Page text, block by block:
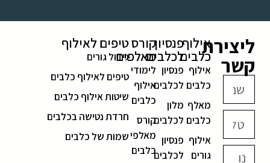
ליצירת
קשר
אילוף
כלבים
אילוף
כלבים
מאלף
כלבים
אילוף
גורים
פנסיון
לכלבים
פנסיון
לכלבים
מלון
לכלבים
פנסיון
לכלבים
קורס
מאלפים
לימודי
אילוף
כלבים
קורס
מאלפי
כלבים
טיפים לאילוף
גידול גורים
טיפים לאילוף כלבים
שיטות אילוף כלבים
חרדת נטישה בכלבים
שמות של כלבים